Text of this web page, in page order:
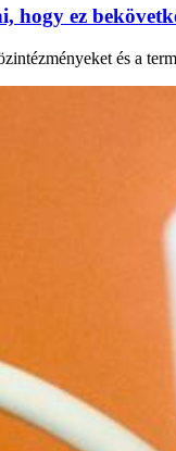
ez
és a